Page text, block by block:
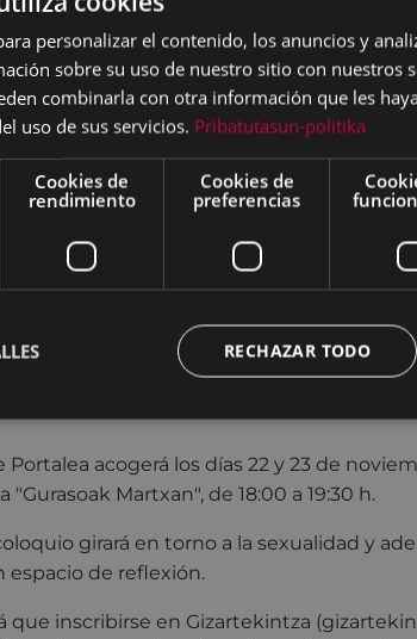
los días 22 y 23 de noviembre, de
Portalea acogerá los días 22 y 23 de
Martxan", de 18:00 a 19:30 h.
girará en torno a la sexualidad y
espacio de reflexión.
que inscribirse en Gizartekintza
personalizar el contenido, los anuncios y
sobre su uso de nuestro sitio con nuestros
combinarla con otra información que les
uso de sus servicios. Pribatutasun-politika
Cookies de
rendimiento
Cookies de
preferencias
RECHAZAR TODO